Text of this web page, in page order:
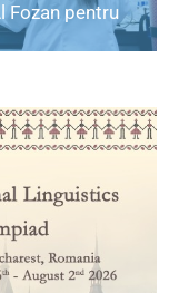
Fozan pentru
Premiul